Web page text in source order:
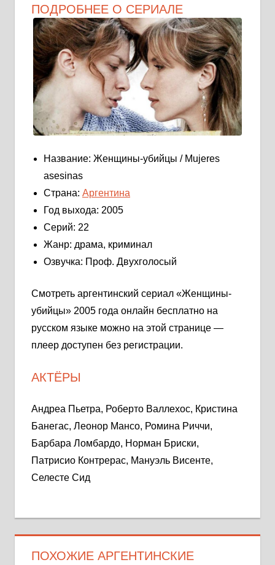
ПОДРОБНЕЕ О СЕРИАЛЕ
Название: Женщины-убийцы / Mujeres
asesinas
Страна: Аргентина
Год выхода: 2005
Серий: 22
Жанр: драма, криминал
Озвучка: Проф. Двухголосый
Смотреть аргентинский сериал «Женщины-
убийцы» 2005 года онлайн бесплатно на
русском языке можно на этой странице —
плеер доступен без регистрации.
АКТЁРЫ
Андреа Пьетра, Роберто Валлехос, Кристина
Банегас, Леонор Мансо, Ромина Риччи,
Барбара Ломбардо, Норман Бриски,
Патрисио Контрерас, Мануэль Висенте,
Селесте Сид
ПОХОЖИЕ АРГЕНТИНСКИЕ